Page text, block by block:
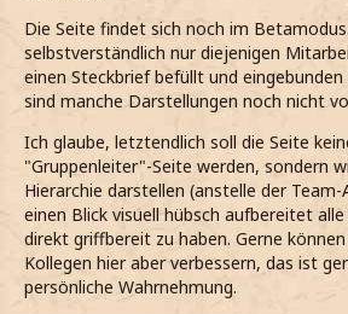
Die Seite findet sich noch im
selbstverständlich nur diejenigen
einen Steckbrief befüllt und
sind manche Darstellungen noch nicht
Ich glaube, letztendlich soll die Seite
"Gruppenleiter"-Seite werden, sondern
Hierarchie darstellen (anstelle der
einen Blick visuell hübsch aufbereitet
direkt griffbereit zu haben. Gerne
Kollegen hier aber verbessern, das ist
persönliche Wahrnehmung.